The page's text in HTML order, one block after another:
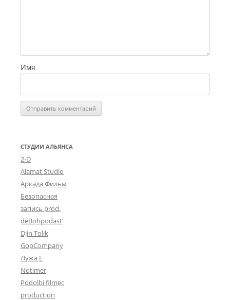
Имя
СТУДИИ АЛЬЯНСА
2-D
Alamat Studio
Аркада Фильм
Безопасная
запись prod.
deBohpodast’
Djin Tolik
GopCompany
Лужа Ё
Notimer
Podolbi filmec
production